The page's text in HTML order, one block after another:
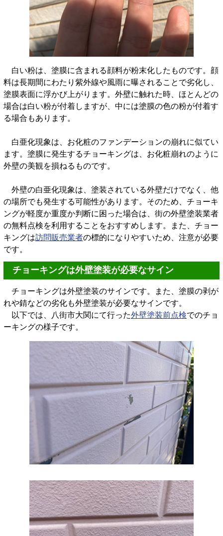
白い粉は、塗膜に含まれる顔料が粉末化したものです。顔
料は長期間にわたり紫外線や風雨に曝されることで劣化し、
塗膜表面に浮かび上がります。外壁に触れた時、ほとんどの
場合は白い粉が付着しますが、中には塗膜の色の粉が付着す
る場合もあります。
白亜化現象は、お化粧のファンデーションの崩れに似てい
ます。塗膜に発生するチョーキングは、お化粧崩れのように
外壁の美観を損ねるものです。
外壁の白亜化現象は、塗装されている外壁だけでなく、他
の場所でも発生する可能性があります。そのため、チョーキ
ングが軽度か重度か判断に困った場合は、街の外壁塗装業者
の無料点検を利用することをおすすめします。また、チョー
キングは訪問販売業者の標的になりやすいため、注意が必要
です。
チョーキングは外壁塗装が必要なサイン
チョーキングは外壁塗装のサインです。また、塗膜の剥が
れや錆などの劣化も外壁塗装が必要なサインです。
以下では、八街市大関にて行った外壁塗装前点検でのチョ
ーキングの様子です。